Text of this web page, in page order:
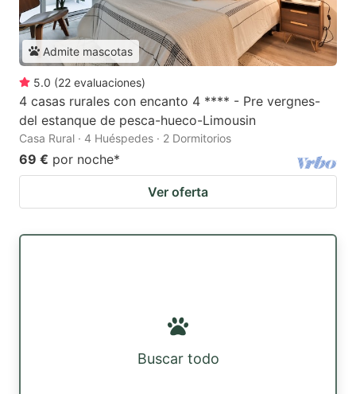
Admite mascotas
5.0 (22 evaluaciones)
4 casas rurales con encanto 4 **** - Pre vergnes-
del estanque de pesca-hueco-Limousin
Casa Rural · 4 Huéspedes · 2 Dormitorios
69 € por noche*
Ver oferta
Buscar todo